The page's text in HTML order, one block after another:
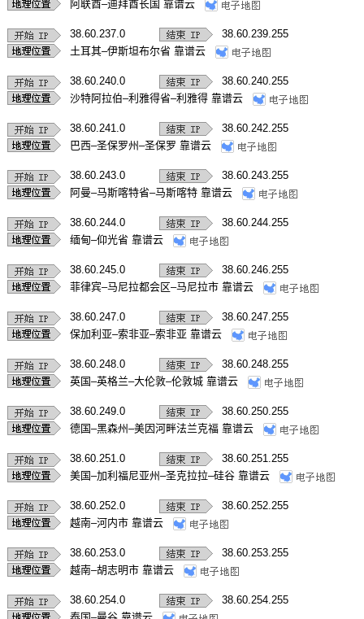
阿联酋–迪拜酋长国 靠谱云
38.60.237.0
38.60.239.255
土耳其–伊斯坦布尔省 靠谱云
38.60.240.0
38.60.240.255
沙特阿拉伯–利雅得省–利雅得 靠谱云
38.60.241.0
38.60.242.255
巴西–圣保罗州–圣保罗 靠谱云
38.60.243.0
38.60.243.255
阿曼–马斯喀特省–马斯喀特 靠谱云
38.60.244.0
38.60.244.255
缅甸–仰光省 靠谱云
38.60.245.0
38.60.246.255
菲律宾–马尼拉都会区–马尼拉市 靠谱云
38.60.247.0
38.60.247.255
保加利亚–索非亚–索非亚 靠谱云
38.60.248.0
38.60.248.255
英国–英格兰–大伦敦–伦敦城 靠谱云
38.60.249.0
38.60.250.255
德国–黑森州–美因河畔法兰克福 靠谱云
38.60.251.0
38.60.251.255
美国–加利福尼亚州–圣克拉拉–硅谷 靠谱云
38.60.252.0
38.60.252.255
越南–河内市 靠谱云
38.60.253.0
38.60.253.255
越南–胡志明市 靠谱云
38.60.254.0
38.60.254.255